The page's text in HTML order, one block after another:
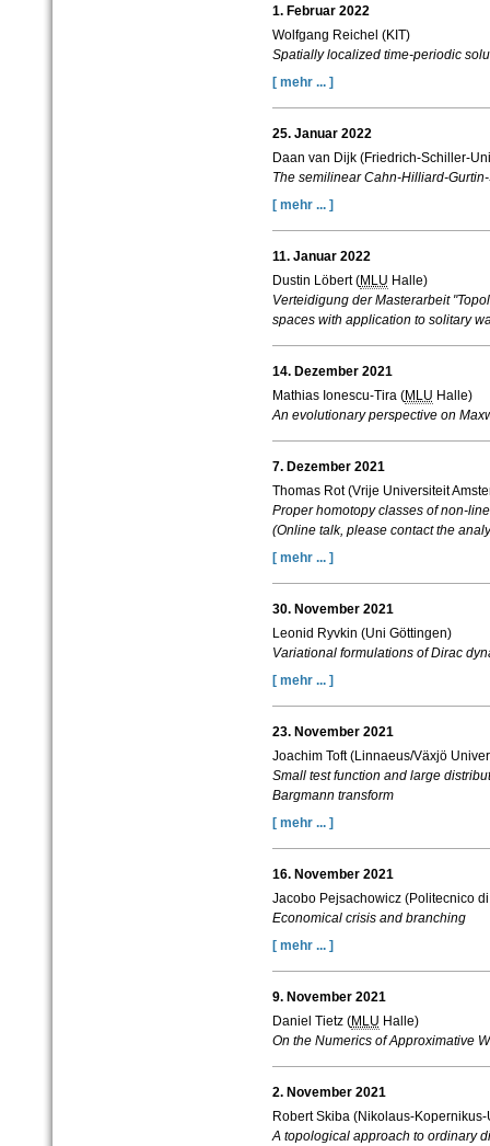
1. Februar 2022
Wolfgang Reichel (KIT)
Spatially localized time-periodic
[ mehr ... ]
25. Januar 2022
Daan van Dijk (Friedrich-Schiller-
The semilinear Cahn-Hilliard-
[ mehr ... ]
11. Januar 2022
Dustin Löbert (MLU Halle)
Verteidigung der Masterarbeit
spaces with application to solitary
14. Dezember 2021
Mathias Ionescu-Tira (MLU Halle)
An evolutionary perspective on
7. Dezember 2021
Thomas Rot (Vrije Universiteit
Proper homotopy classes of non-
(Online talk, please contact the
[ mehr ... ]
30. November 2021
Leonid Ryvkin (Uni Göttingen)
Variational formulations of Dirac
[ mehr ... ]
23. November 2021
Joachim Toft (Linnaeus/Växjö
Small test function and large
Bargmann transform
[ mehr ... ]
16. November 2021
Jacobo Pejsachowicz (Politecnico
Economical crisis and branching
[ mehr ... ]
9. November 2021
Daniel Tietz (MLU Halle)
On the Numerics of Approximative
2. November 2021
Robert Skiba (Nikolaus-
A topological approach to ordinary